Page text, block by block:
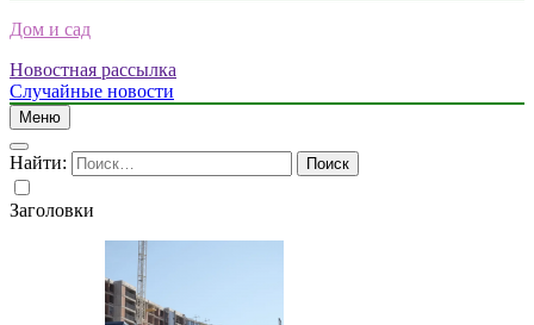
Дом и сад
Новостная рассылка
Случайные новости
Меню
Найти:
Заголовки